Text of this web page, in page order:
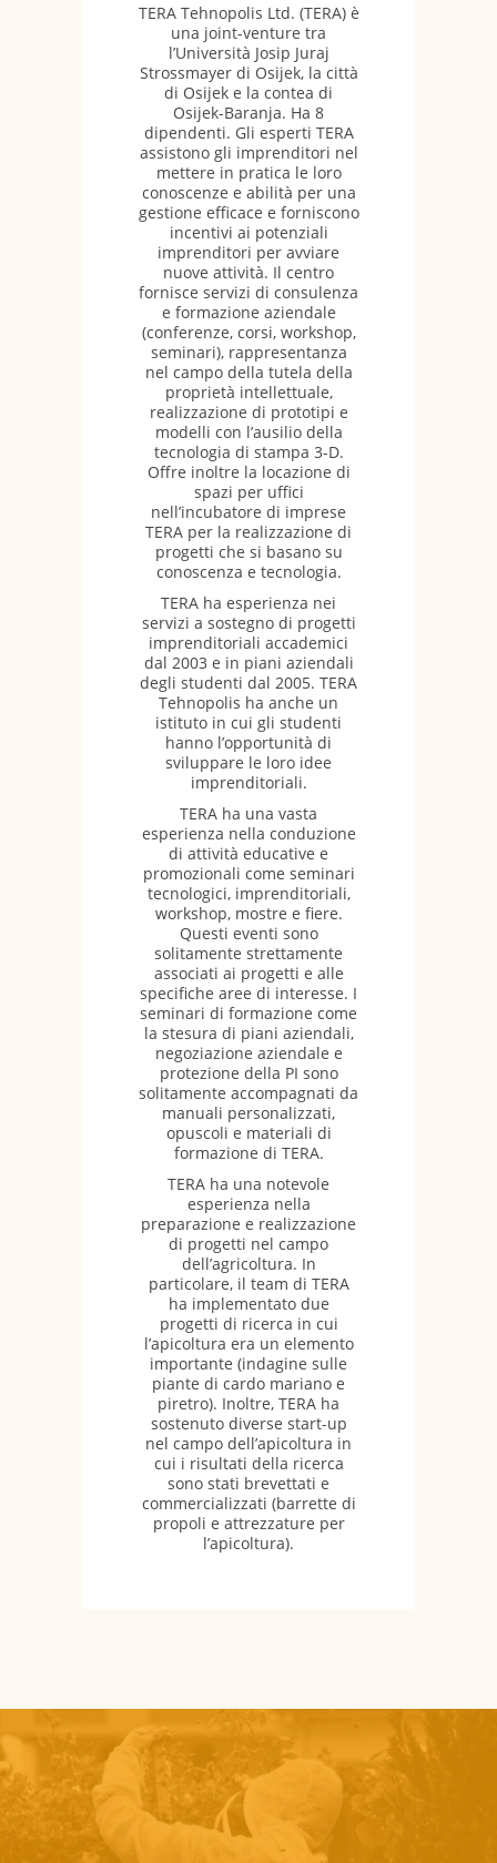
TERA Tehnopolis Ltd. (TERA) è
una joint-venture tra
l’Università Josip Juraj
Strossmayer di Osijek, la città
di Osijek e la contea di
Osijek-Baranja. Ha 8
dipendenti. Gli esperti TERA
assistono gli imprenditori nel
mettere in pratica le loro
conoscenze e abilità per una
gestione efficace e forniscono
incentivi ai potenziali
imprenditori per avviare
nuove attività. Il centro
fornisce servizi di consulenza
e formazione aziendale
(conferenze, corsi, workshop,
seminari), rappresentanza
nel campo della tutela della
proprietà intellettuale,
realizzazione di prototipi e
modelli con l’ausilio della
tecnologia di stampa 3-D.
Offre inoltre la locazione di
spazi per uffici
nell’incubatore di imprese
TERA per la realizzazione di
progetti che si basano su
conoscenza e tecnologia.
TERA ha esperienza nei
servizi a sostegno di progetti
imprenditoriali accademici
dal 2003 e in piani aziendali
degli studenti dal 2005. TERA
Tehnopolis ha anche un
istituto in cui gli studenti
hanno l’opportunità di
sviluppare le loro idee
imprenditoriali.
TERA ha una vasta
esperienza nella conduzione
di attività educative e
promozionali come seminari
tecnologici, imprenditoriali,
workshop, mostre e fiere.
Questi eventi sono
solitamente strettamente
associati ai progetti e alle
specifiche aree di interesse. I
seminari di formazione come
la stesura di piani aziendali,
negoziazione aziendale e
protezione della PI sono
solitamente accompagnati da
manuali personalizzati,
opuscoli e materiali di
formazione di TERA.
TERA ha una notevole
esperienza nella
preparazione e realizzazione
di progetti nel campo
dell’agricoltura. In
particolare, il team di TERA
ha implementato due
progetti di ricerca in cui
l’apicoltura era un elemento
importante (indagine sulle
piante di cardo mariano e
piretro). Inoltre, TERA ha
sostenuto diverse start-up
nel campo dell’apicoltura in
cui i risultati della ricerca
sono stati brevettati e
commercializzati (barrette di
propoli e attrezzature per
l’apicoltura).